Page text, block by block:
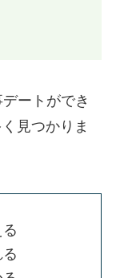
ートができ
見つかりま